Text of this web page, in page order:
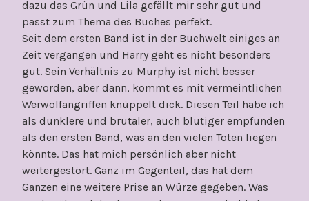
dazu das Grün und Lila gefällt mir sehr gut und
passt zum Thema des Buches perfekt.
Seit dem ersten Band ist in der Buchwelt einiges an
Zeit vergangen und Harry geht es nicht besonders
gut. Sein Verhältnis zu Murphy ist nicht besser
geworden, aber dann, kommt es mit vermeintlichen
Werwolfangriffen knüppelt dick. Diesen Teil habe ich
als dunklere und brutaler, auch blutiger empfunden
als den ersten Band, was an den vielen Toten liegen
könnte. Das hat mich persönlich aber nicht
weitergestört. Ganz im Gegenteil, das hat dem
Ganzen eine weitere Prise an Würze gegeben. Was